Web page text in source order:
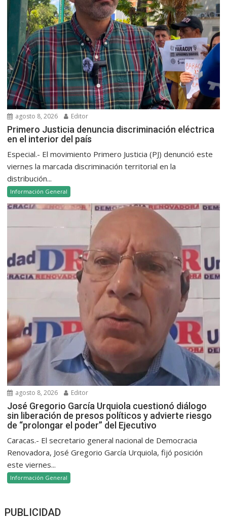
agosto 8, 2026 Editor
Primero Justicia denuncia discriminación eléctrica
en el interior del país
Especial.- El movimiento Primero Justicia (PJ) denunció este
viernes la marcada discriminación territorial en la
distribución...
Información General
agosto 8, 2026 Editor
José Gregorio García Urquiola cuestionó diálogo
sin liberación de presos políticos y advierte riesgo
de “prolongar el poder” del Ejecutivo
Caracas.- El secretario general nacional de Democracia
Renovadora, José Gregorio García Urquiola, fijó posición
este viernes...
Información General
PUBLICIDAD